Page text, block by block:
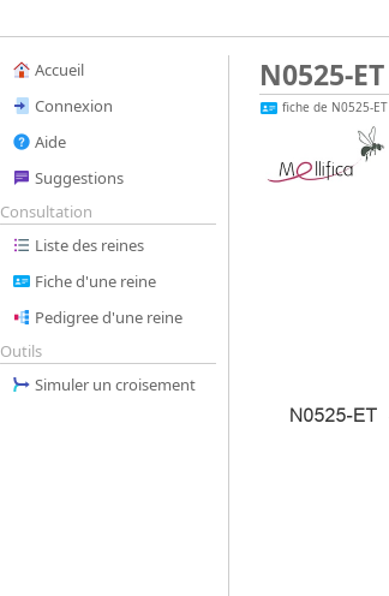
Accueil
Connexion
Aide
Suggestions
Consultation
Liste des reines
Fiche d'une reine
Pedigree d'une reine
Outils
Simuler un croisement
N0525-ET
fiche de N0525-ET